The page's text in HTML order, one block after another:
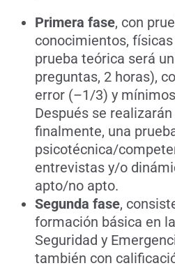
Primera fase, con
conocimientos,
prueba teórica será
preguntas, 2 horas),
error (–1/3) y
Después se
finalmente, una
psicotécnica/
entrevistas y/o
apto/no apto.
Segunda fase,
formación básica en
Seguridad y
también con